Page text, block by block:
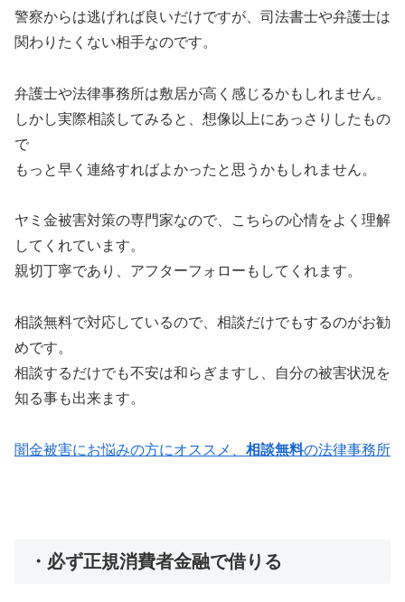
警察からは逃げれば良いだけですが、司法書士や弁護士は
関わりたくない相手なのです。
弁護士や法律事務所は敷居が高く感じるかもしれません。
しかし実際相談してみると、想像以上にあっさりしたもの
で
もっと早く連絡すればよかったと思うかもしれません。
ヤミ金被害対策の専門家なので、こちらの心情をよく理解
してくれています。
親切丁寧であり、アフターフォローもしてくれます。
相談無料で対応しているので、相談だけでもするのがお勧
めです。
相談するだけでも不安は和らぎますし、自分の被害状況を
知る事も出来ます。
闇金被害にお悩みの方にオススメ、 相談無料の法律事務所
・必ず正規消費者金融で借りる